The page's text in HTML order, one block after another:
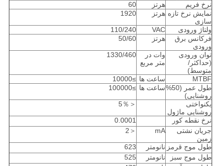
نرخ فریم
هرتز
60
نمایش نرخ تازه
سازی
هرتز 1920
ولتاژ ورودی VAC
110/240
فرکانس برق
ورودی
هرتز 50/60
توان ورودی
(حداکثر/
متوسط)
وات در
متر مربع
1330/460
MTBF ساعت ها ≥10000
طول عمر (50%
روشنایی)
ساعت ها ≥100000
یکنواختی
روشنایی ماژول
＜5％
نرخ نقطه کور
0.0001
جریان نشتی
زمین
mA
＜2
طول موج قرمز نانومتر
623
طول موج سبز
نانومتر
525